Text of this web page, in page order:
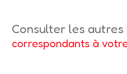
consulter les autres
correspondants à